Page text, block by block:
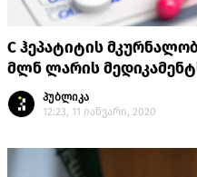
C ჰეპატიტის
მლნ ლარის
პუბლიკა
12:23, 11 იანვარი, 2020